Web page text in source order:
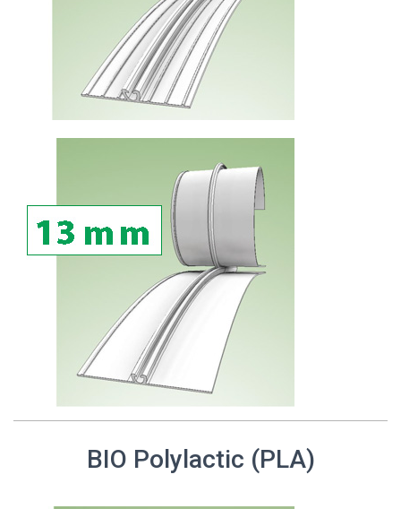
BIO Polylactic (PLA)